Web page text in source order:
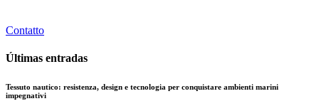
Contatto
Últimas entradas
Tessuto nautico: resistenza, design e tecnologia per conquistare ambienti marini
impegnativi